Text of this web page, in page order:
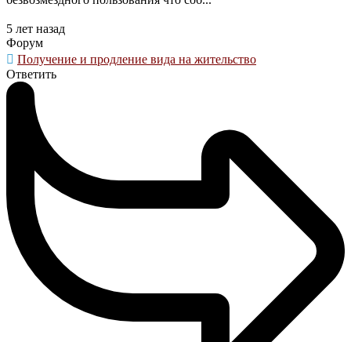
5 лет назад
Форум
Получение и продление вида на жительство
Ответить